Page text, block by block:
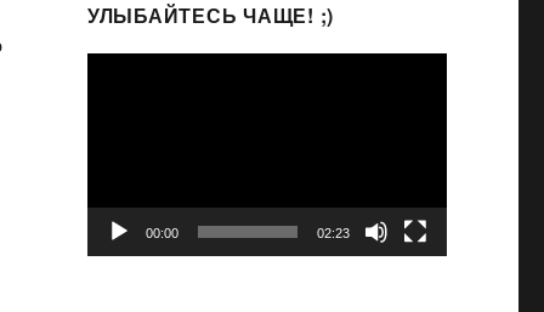
УЛЫБАЙТЕСЬ ЧАЩЕ! ;)
00:00 02:23